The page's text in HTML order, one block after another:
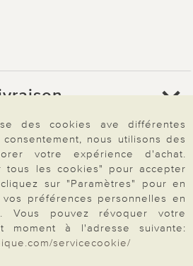
Données & liberté|Vie privée & cookies
des cookies ave différentes
nous utilisons des
votre expérience d'achat.
tous les cookies" pour accepter
sur "Paramètres" pour en
préférences personnelles en
Vous pouvez révoquer votre
moment à l'adresse suivante:
servicecookie/